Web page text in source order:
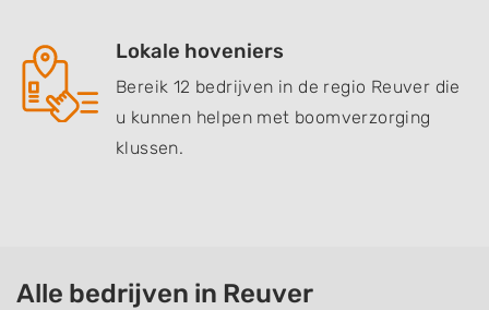
Lokale hoveniers
Bereik 12 bedrijven in de regio Reuver die
u kunnen helpen met boomverzorging
klussen.
Alle bedrijven in Reuver